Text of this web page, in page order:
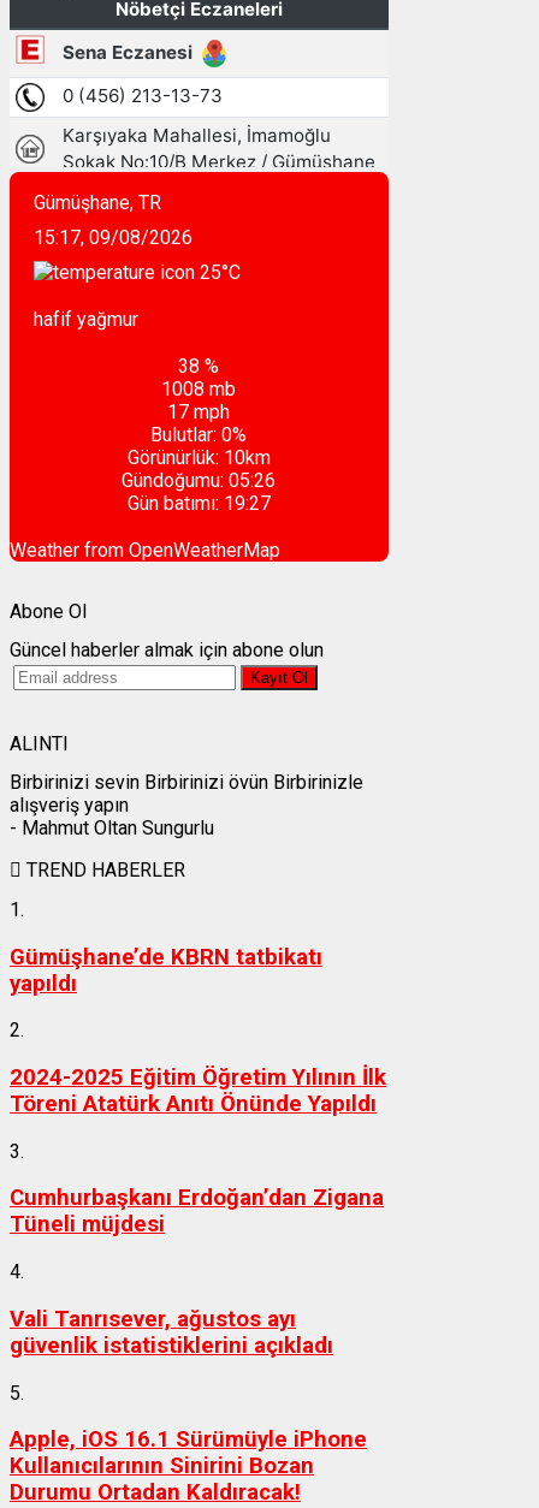
Gümüşhane, TR
15:17, 09/08/2026
25°C
hafif yağmur
38 %
1008 mb
17 mph
Bulutlar: 0%
Görünürlük: 10km
Gündoğumu: 05:26
Gün batımı: 19:27
Weather from OpenWeatherMap
Abone Ol
Güncel haberler almak için abone olun
ALINTI
Birbirinizi sevin Birbirinizi övün Birbirinizle
alışveriş yapın
- Mahmut Oltan Sungurlu
TREND HABERLER
1.
Gümüşhane’de KBRN tatbikatı
yapıldı
2.
2024-2025 Eğitim Öğretim Yılının İlk
Töreni Atatürk Anıtı Önünde Yapıldı
3.
Cumhurbaşkanı Erdoğan’dan Zigana
Tüneli müjdesi
4.
Vali Tanrısever, ağustos ayı
güvenlik istatistiklerini açıkladı
5.
Apple, iOS 16.1 Sürümüyle iPhone
Kullanıcılarının Sinirini Bozan
Durumu Ortadan Kaldıracak!